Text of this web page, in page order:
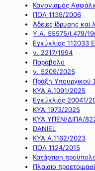
Κανονισμός
ΠΟΛ 1139/2006
Άδειες ίδρυσης και
Υ.Α. 55575/Ι.479/
Εγκύκλιος 112033
ν. 2217/1994
Παράβολο
ν. 5209/2025
Πράξη Υπουργικού
ΚΥΑ Α.1091/2025
Εγκύκλιος 20041/
ΚΥΑ 1973/2025
ΚΥΑ ΥΠΕΝ/ΔΙΠΑ/
DANIEL
ΚΥΑ Α.1162/2023
ΠΟΛ 1124/2015
Κατάρτιση
Πλαίσιο